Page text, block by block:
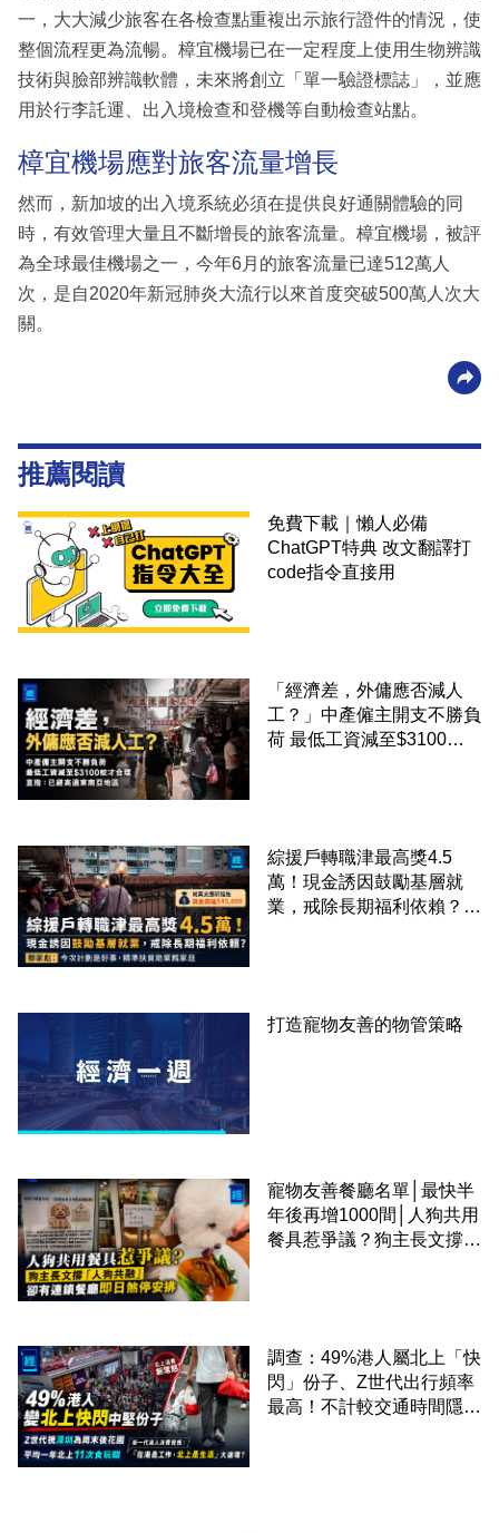
一，大大減少旅客在各檢查點重複出示旅行證件的情況，使
整個流程更為流暢。樟宜機場已在一定程度上使用生物辨識
技術與臉部辨識軟體，未來將創立「單一驗證標誌」，並應
用於行李託運、出入境檢查和登機等自動檢查站點。
樟宜機場應對旅客流量增長
然而，新加坡的出入境系統必須在提供良好通關體驗的同
時，有效管理大量且不斷增長的旅客流量。樟宜機場，被評
為全球最佳機場之一，今年6月的旅客流量已達512萬人
次，是自2020年新冠肺炎大流行以來首度突破500萬人次大
關。
推薦閱讀
免費下載｜懶人必備
ChatGPT特典 改文翻譯打
code指令直接用
「經濟差，外傭應否減人
工？」中產僱主開支不勝負
荷 最低工資減至$3100蚊
綜援戶轉職津最高獎4.5
萬！現金誘因鼓勵基層就
業，戒除長期福利依賴？鄧
打造寵物友善的物管策略
寵物友善餐廳名單│最快半
年後再增1000間│人狗共用
餐具惹爭議？狗主長文撐
調查：49%港人屬北上「快
閃」份子、Z世代出行頻率
最高！不計較交通時間隱形